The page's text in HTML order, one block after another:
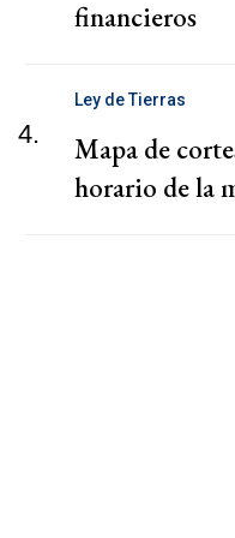
financieros
4.
Ley de Tierras
Mapa de
horario de la